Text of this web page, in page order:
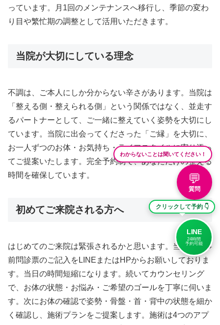
っています。月1回のメンテナンスへ移行し、季節の変わ
り目や繁忙期の調整として活用いただきます。
当院が大切にしている理念
不調は、ご本人にしか分からない辛さがあります。当院は
「整える側・整えられる側」という関係ではなく、並走す
るパートナーとして、ご一緒に整えていく姿勢を大切にし
ています。当院に出会ってくださった「ご縁」を大切に、
お一人ずつのお体・お気持ち・ライフスタイルに寄り添っ
てご提案いたします。完全予約制で、あなただけの整える
時間を確保しています。
初めてご来院される方へ
はじめてのご来院は緊張されるかと思います。当院では事
前問診票のご記入をLINEまたはHPからお願いしておりま
す。当日の時間短縮になります。続いてカウンセリング
で、お体の状態・お悩み・ご希望のゴールを丁寧に伺いま
す。次にお体の確認で姿勢・骨盤・首・背中の状態を細か
く確認し、施術プランをご提案します。施術は4つのアプ
わからないことは聞いてください！
💬
質問
クリックして予約 👇
LINE
24時間
予約可能